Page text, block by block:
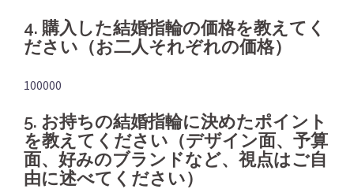
4. 購入した結婚指輪の価格を教えてく
ださい（お二人それぞれの価格）
100000
5. お持ちの結婚指輪に決めたポイント
を教えてください（デザイン面、予算
面、好みのブランドなど、視点はご自
由に述べてください）